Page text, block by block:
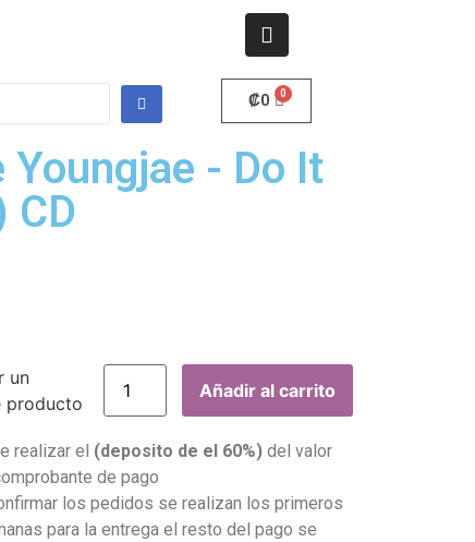
₡0
Youngjae - Do It
CD
un
producto
Añadir al carrito
realizar el (deposito de el 60%) del valor
de pago
los pedidos se realizan los primeros
para la entrega el resto del pago se